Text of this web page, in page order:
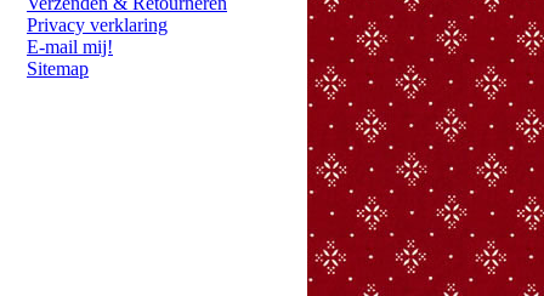
Privacy verklaring
E-mail mij!
Sitemap